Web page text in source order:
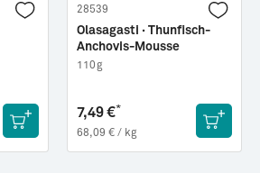
28539
Olasagasti · Thunfisch-
Anchovis-Mousse
110g
7,49 €*
68,09 € / kg